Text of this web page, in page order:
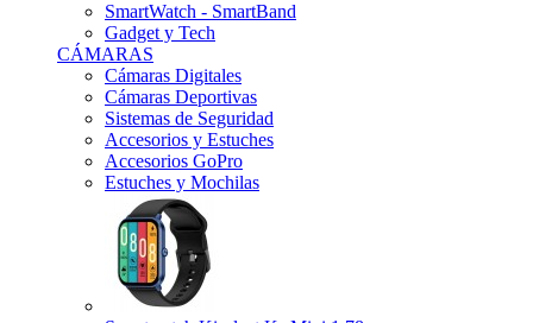
SmartWatch - SmartBand
Gadget y Tech
CÁMARAS
Cámaras Digitales
Cámaras Deportivas
Sistemas de Seguridad
Accesorios y Estuches
Accesorios GoPro
Estuches y Mochilas